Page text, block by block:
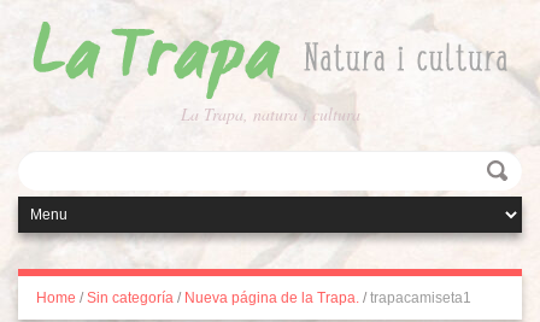
La Trapa, natura i cultura
Home / Sin categoría / Nueva página de la Trapa. / trapacamiseta1